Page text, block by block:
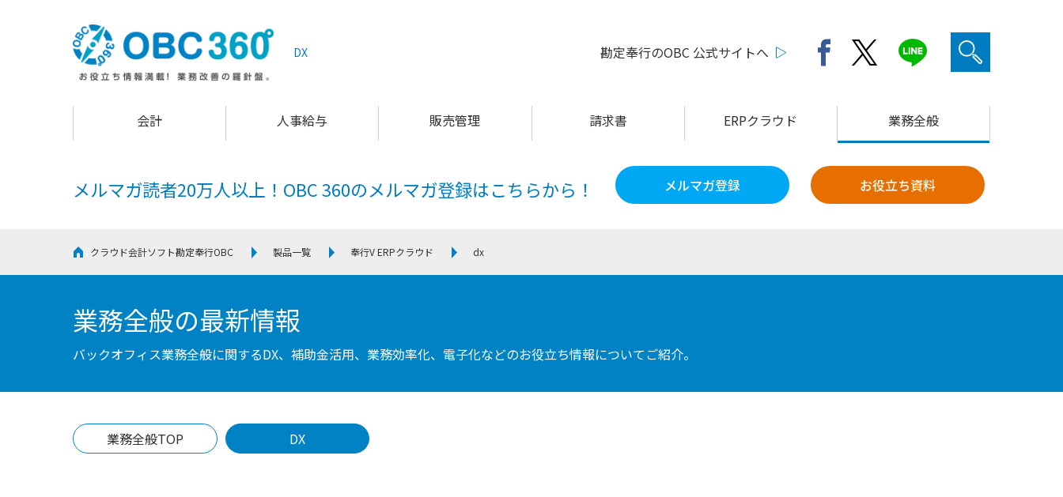
DX 勘定奉行のOBC 公式サイトへ
会計 人事給与 販売管理 請求書 ERPクラウド 業務全般
メルマガ読者20万人以上！ OBC 360のメルマガ登録はこちらから！ メルマガ登録 お役立ち資料
クラウド会計ソフト勘定奉行OBC 製品一覧 奉行V ERPクラウド dx
業務全般の最新情報
バックオフィス業務全般に関するDX、補助金活用、業務効率化、電子化などのお役立ち情報についてご紹介。
業務全般TOP DX